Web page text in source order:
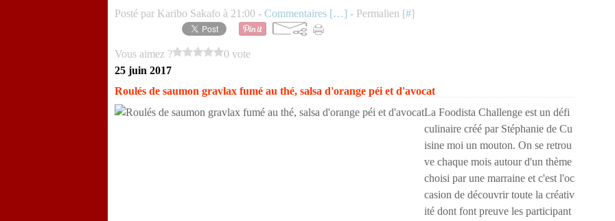
Posté par Karibo Sakafo à 21:00 - Commentaires […] - Permalien [#]
Vous aimez ?
0 vote
25 juin 2017
Roulés de saumon gravlax fumé au thé, salsa d'orange péi et d'avocat
La Foodista Challenge est un défi
culinaire créé par Stéphanie de Cu
isine moi un mouton. On se retrou
ve chaque mois autour d'un thème
choisi par une marraine et c'est l'oc
casion de découvrir toute la créativ
ité dont font preuve les participant